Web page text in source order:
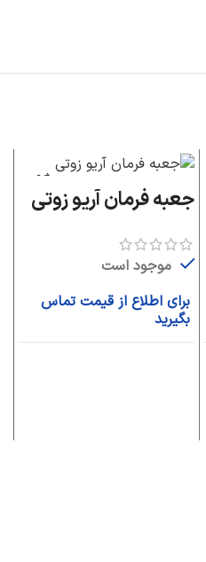
جعبه فرمان آریو زوتی
موجود است
برای اطلاع از قیمت تماس
بگیرید